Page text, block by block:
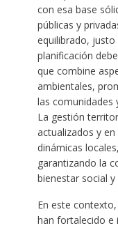
con esa base
públicas y
equilibrado, justo
planificación
que combine
ambientales,
las comunidades
La gestión
actualizados y
dinámicas
garantizando la
bienestar social
En este
han fortalecido e